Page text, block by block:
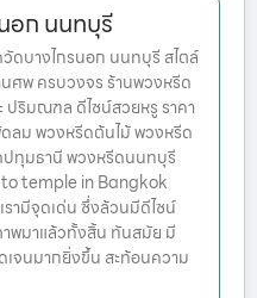
อก นนทบุรี
บางไกรนอก นนทบุรี สไตล์
ศพ ครบวงจร ร้านพวงหรีด
ปริมณฑล ดีไซน์สวยหรู ราคา
ลม พวงหรีดต้นไม้ พวงหรีด
ปทุมธานี พวงหรีดนนทบุรี
temple in Bangkok
รามีจุดเด่น ซึ่งล้วนมีดีไซน์
พมาแล้วทั้งสิ้น ทันสมัย มี
จนมากยิ่งขึ้น สะท้อนความ